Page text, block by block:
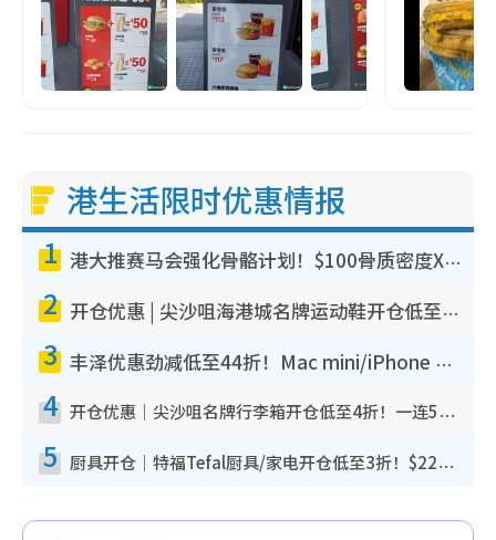
港生活限时优惠情报
1 港大推赛马会强化骨骼计划！$100骨质密度X光检查 完成免费运动训练送超市礼券！附参加资格
2 开仓优惠 | 尖沙咀海港城名牌运动鞋开仓低至1折！On鞋$899起/Joy&Peace鞋履$98起
3 丰泽优惠劲减低至44折！Mac mini/iPhone 17 Pro大减价！厨房家电$220起
4 开仓优惠｜尖沙咀名牌行李箱开仓低至4折！一连5日 American Tourister/ace./Hallmark $200起
5 厨具开仓｜特福Tefal厨具/家电开仓低至3折！$220起买平底锅/炒锅/汤锅！电饭煲/吸尘器/挂烫机$418起